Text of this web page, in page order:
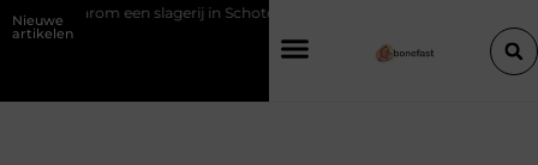
Nieuwe
artikelen
een slagerij in Schoten bouwt op vertrouwen en vakmanschap